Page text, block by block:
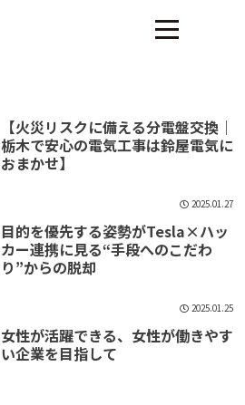
【火災リスクに備える分電盤交換｜
栃木で安心の電気工事は鈴屋電気に
おまかせ】
2025.01.27
目的を優先する姿勢がTesla×ハッ
カー連携に見る“手段へのこだわ
り”からの脱却
2025.01.25
女性が活躍できる、女性が働きやす
い企業を目指して